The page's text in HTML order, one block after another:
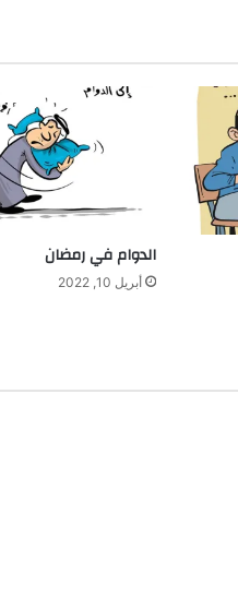
الدوام في رمضان
أبريل 10, 2022